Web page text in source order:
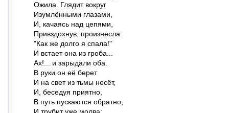
Ожила. Глядит вокруг
Изумлёнными глазами,
И, качаясь над цепями,
Привздохнув, произнесла:
"Как же долго я спала!"
И встает она из гроба...
Ах!... и зарыдали оба.
В руки он её берет
И на свет из тьмы несёт,
И, беседуя приятно,
В путь пускаются обратно,